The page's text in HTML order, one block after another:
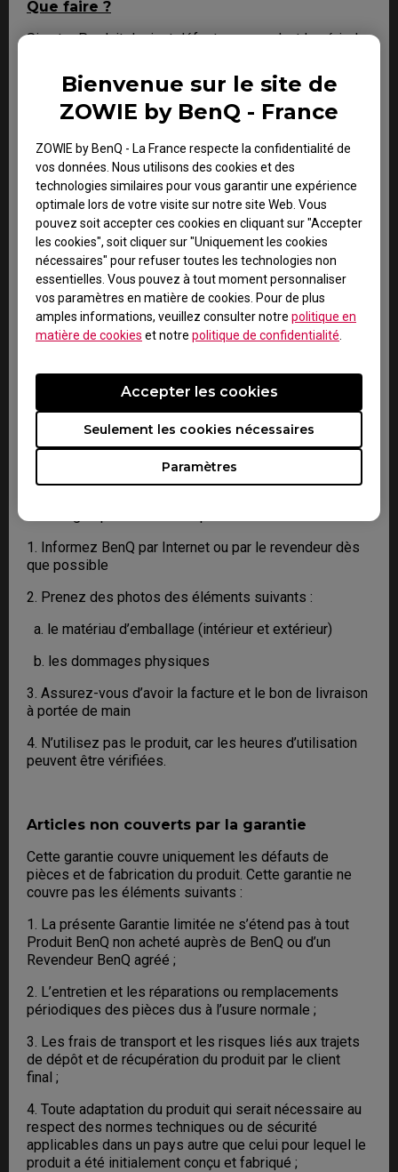
Bienvenue sur le site de
ZOWIE by BenQ - France
ZOWIE by BenQ - La France respecte la confidentialité de
vos données. Nous utilisons des cookies et des
technologies similaires pour vous garantir une expérience
optimale lors de votre visite sur notre site Web. Vous
pouvez soit accepter ces cookies en cliquant sur "Accepter
les cookies", soit cliquer sur "Uniquement les cookies
nécessaires" pour refuser toutes les technologies non
essentielles. Vous pouvez à tout moment personnaliser
vos paramètres en matière de cookies. Pour de plus
amples informations, veuillez consulter notre politique en
matière de cookies et notre politique de confidentialité
Paramètres
Seulement les cookies nécessaires
Accepter les cookies
Que faire ?
Si votre Produit devient défectueux pendant la période
spécifique définie par BenQ pour le Produit spécifique
que vous avez acheté.
1. Pour bénéficier du service de garantie, vous devez
remplir notre formulaire en ligne et fournir toutes les
informations nécessaires concernant votre produit, le
défaut et vos coordonnées. Vous pouvez le faire sur le
sitewww.benq.euou sur le site Web BenQ
spécifique à votre pays.
2. Vous serez ensuite contacté par l’équipe
d’assistance technique BenQ (« Équipe BenQ ») par e-
mail. L’équipe BenQ tentera de résoudre les problèmes
pour vous aider ou confirmer le défaut.
3. Dès que le défaut aura été confirmé par l’Agent
traitant votre cas, un numéro RMA sera émis pour votre
Produit.
indication contraire de BenQ, à un prestataire de
services agréé BenQ. Si votre produit a été livré avec
des dommages physiques, nous vous demandons de
bien vouloir avoir les informations suivantes à portée
de main.
1. Informez BenQ par Internet ou par le revendeur dès
que possible
2. Prenez des photos des éléments suivants :
a. le matériau d’emballage (intérieur et extérieur)
b. les dommages physiques
3. Assurez-vous d’avoir la facture et le bon de livraison
à portée de main
4. N’utilisez pas le produit, car les heures d’utilisation
peuvent être vérifiées.
Articles non couverts par la garantie
Cette garantie couvre uniquement les défauts de
pièces et de fabrication du produit. Cette garantie ne
couvre pas les éléments suivants :
1. La présente Garantie limitée ne s’étend pas à tout
Produit BenQ non acheté auprès de BenQ ou d’un
Revendeur BenQ agréé ;
2. L’entretien et les réparations ou remplacements
périodiques des pièces dus à l’usure normale ;
3. Les frais de transport et les risques liés aux trajets
de dépôt et de récupération du produit par le client
final ;
4. Toute adaptation du produit qui serait nécessaire au
respect des normes techniques ou de sécurité
applicables dans un pays autre que celui pour lequel le
produit a été initialement conçu et fabriqué ;